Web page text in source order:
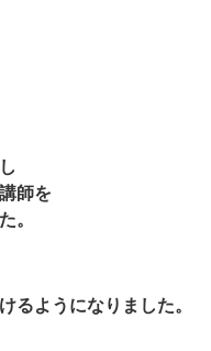
師を
。
るようになりました。